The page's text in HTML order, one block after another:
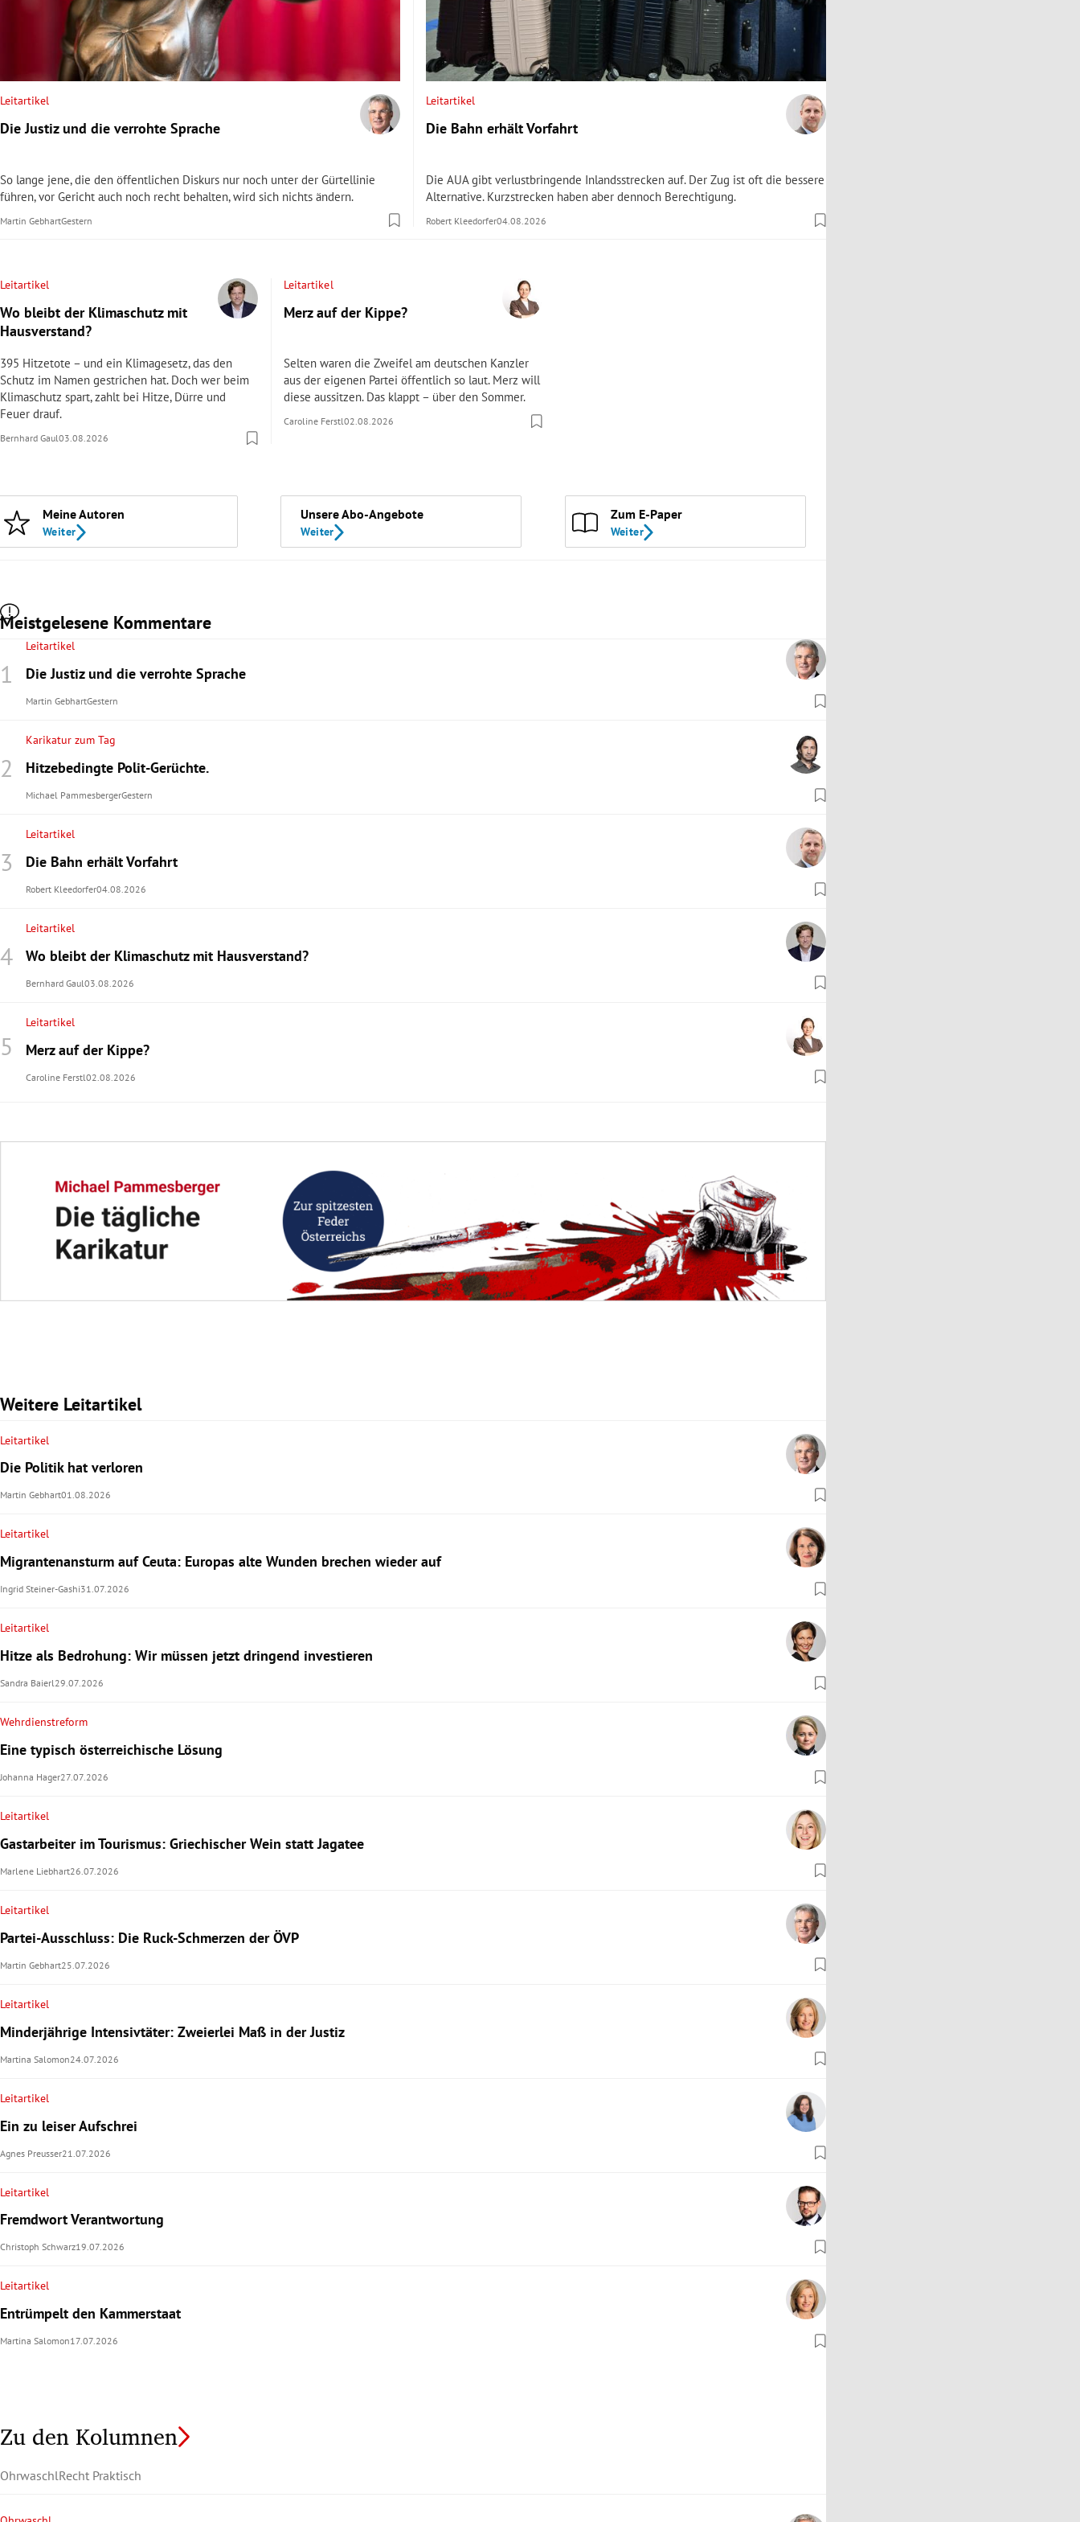
Untermenü
Untermenü
Untermenü
Untermenü
Untermenü
Leitartikel
Die Justiz und die verrohte Sprache
So lange jene, die den öffentlichen Diskurs nur noch unter der Gürtellinie
führen, vor Gericht auch noch recht behalten, wird sich nichts ändern.
Martin GebhartGestern
Leitartikel
Die Bahn erhält Vorfahrt
Die AUA gibt verlustbringende Inlandsstrecken auf. Der Zug ist oft die bessere
Alternative. Kurzstrecken haben aber dennoch Berechtigung.
Robert Kleedorfer04.08.2026
Leitartikel
Wo bleibt der Klimaschutz mit
Hausverstand?
395 Hitzetote – und ein Klimagesetz, das den
Schutz im Namen gestrichen hat. Doch wer beim
Klimaschutz spart, zahlt bei Hitze, Dürre und
Feuer drauf.
Bernhard Gaul03.08.2026
Leitartikel
Merz auf der Kippe?
Selten waren die Zweifel am deutschen Kanzler
aus der eigenen Partei öffentlich so laut. Merz will
diese aussitzen. Das klappt – über den Sommer.
Caroline Ferstl02.08.2026
Meine Autoren
Weiter
Unsere Abo-Angebote
Weiter
Zum E-Paper
Weiter
Meistgelesene Kommentare
Leitartikel
Die Justiz und die verrohte Sprache
Martin GebhartGestern
Karikatur zum Tag
Hitzebedingte Polit-Gerüchte.
Michael PammesbergerGestern
Leitartikel
Die Bahn erhält Vorfahrt
Robert Kleedorfer04.08.2026
Leitartikel
Wo bleibt der Klimaschutz mit Hausverstand?
Bernhard Gaul03.08.2026
Leitartikel
Merz auf der Kippe?
Caroline Ferstl02.08.2026
Weitere Leitartikel
Leitartikel
Die Politik hat verloren
Martin Gebhart01.08.2026
Leitartikel
Migrantenansturm auf Ceuta: Europas alte Wunden brechen wieder auf
Ingrid Steiner-Gashi31.07.2026
Leitartikel
Hitze als Bedrohung: Wir müssen jetzt dringend investieren
Sandra Baierl29.07.2026
Wehrdienstreform
Eine typisch österreichische Lösung
Johanna Hager27.07.2026
Leitartikel
Gastarbeiter im Tourismus: Griechischer Wein statt Jagatee
Marlene Liebhart26.07.2026
Leitartikel
Partei-Ausschluss: Die Ruck-Schmerzen der ÖVP
Martin Gebhart25.07.2026
Leitartikel
Minderjährige Intensivtäter: Zweierlei Maß in der Justiz
Martina Salomon24.07.2026
Leitartikel
Ein zu leiser Aufschrei
Agnes Preusser21.07.2026
Leitartikel
Fremdwort Verantwortung
Christoph Schwarz19.07.2026
Leitartikel
Entrümpelt den Kammerstaat
Martina Salomon17.07.2026
Zu den Kolumnen
OhrwaschlRecht Praktisch